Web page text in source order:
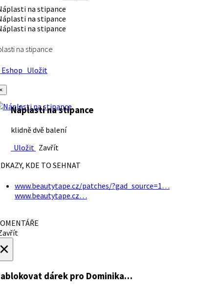
na stipance
Uložit
Náplasti na stipance
klidně dvě balení
Uložit Zavřít
KDE TO SEHNAT
www.beautytape.cz/patches/?gad_source=1…
www.beautytape.cz…
dárek pro Dominika…